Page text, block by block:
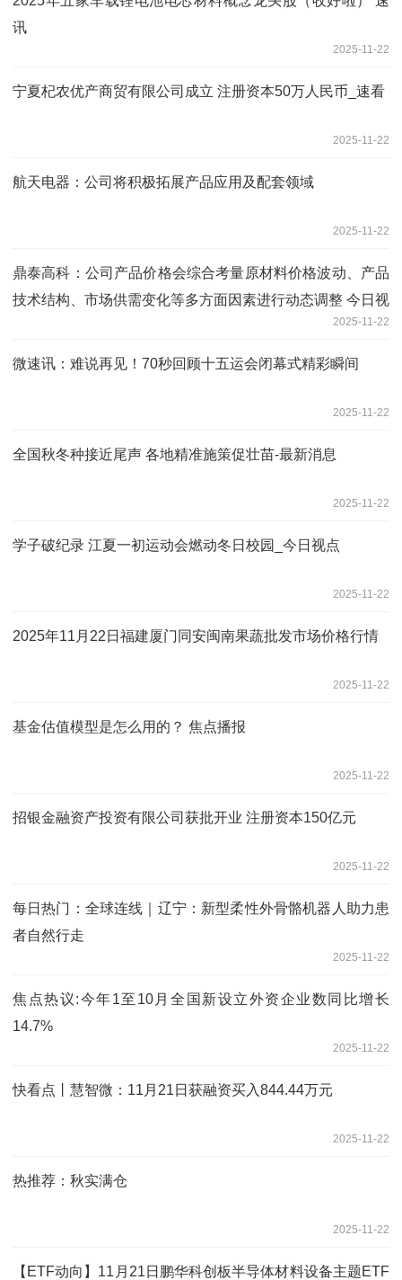
讯
2025-11-22
宁夏杞农优产商贸有限公司成立 注册资本50万人民币_速看
2025-11-22
航天电器：公司将积极拓展产品应用及配套领域
2025-11-22
鼎泰高科：公司产品价格会综合考量原材料价格波动、产品
技术结构、市场供需变化等多方面因素进行动态调整 今日视
2025-11-22
微速讯：难说再见！70秒回顾十五运会闭幕式精彩瞬间
2025-11-22
全国秋冬种接近尾声 各地精准施策促壮苗-最新消息
2025-11-22
学子破纪录 江夏一初运动会燃动冬日校园_今日视点
2025-11-22
2025年11月22日福建厦门同安闽南果蔬批发市场价格行情
2025-11-22
基金估值模型是怎么用的？ 焦点播报
2025-11-22
招银金融资产投资有限公司获批开业 注册资本150亿元
2025-11-22
每日热门：全球连线｜辽宁：新型柔性外骨骼机器人助力患
者自然行走
2025-11-22
焦点热议:今年1至10月全国新设立外资企业数同比增长
14.7%
2025-11-22
快看点丨慧智微：11月21日获融资买入844.44万元
2025-11-22
热推荐：秋实满仓
2025-11-22
【ETF动向】11月21日鹏华科创板半导体材料设备主题ETF